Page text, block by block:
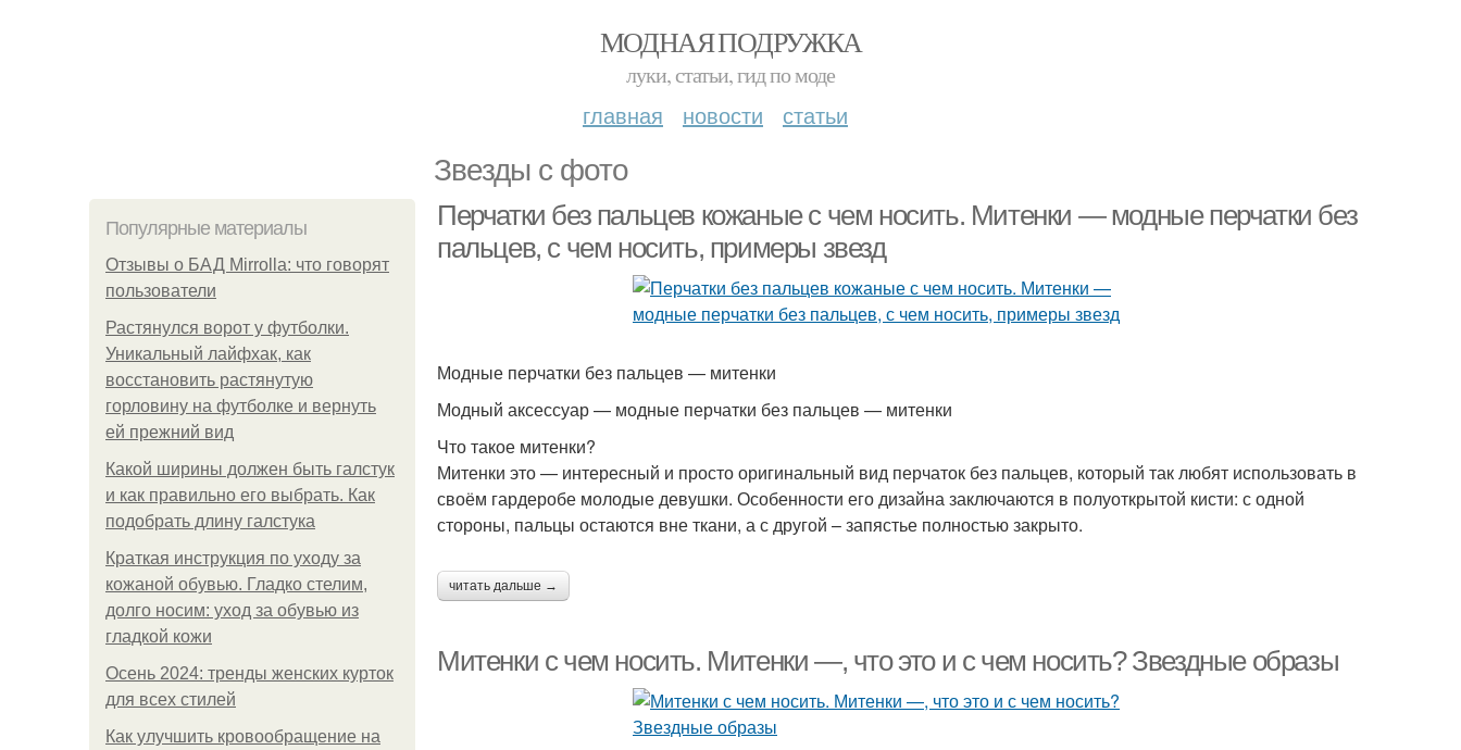
МОДНАЯ ПОДРУЖКА
луки, статьи, гид по моде
главная новости статьи
Звезды с фото
Популярные материалы
Отзывы о БАД Mirrolla: что говорят
пользователи
Растянулся ворот у футболки.
Уникальный лайфхак, как
восстановить растянутую
горловину на футболке и вернуть
ей прежний вид
Какой ширины должен быть галстук
и как правильно его выбрать. Как
подобрать длину галстука
Краткая инструкция по уходу за
кожаной обувью. Гладко стелим,
долго носим: уход за обувью из
гладкой кожи
Осень 2024: тренды женских курток
для всех стилей
Как улучшить кровообращение на
Перчатки без пальцев кожаные с чем носить. Митенки — модные перчатки без
пальцев, с чем носить, примеры звезд
Модные перчатки без пальцев — митенки
Модный аксессуар — модные перчатки без пальцев — митенки
Что такое митенки?
Митенки это — интересный и просто оригинальный вид перчаток без пальцев, который так любят использовать в
своём гардеробе молодые девушки. Особенности его дизайна заключаются в полуоткрытой кисти: с одной
стороны, пальцы остаются вне ткани, а с другой – запястье полностью закрыто.
читать дальше →
Митенки с чем носить. Митенки —, что это и с чем носить? Звездные образы